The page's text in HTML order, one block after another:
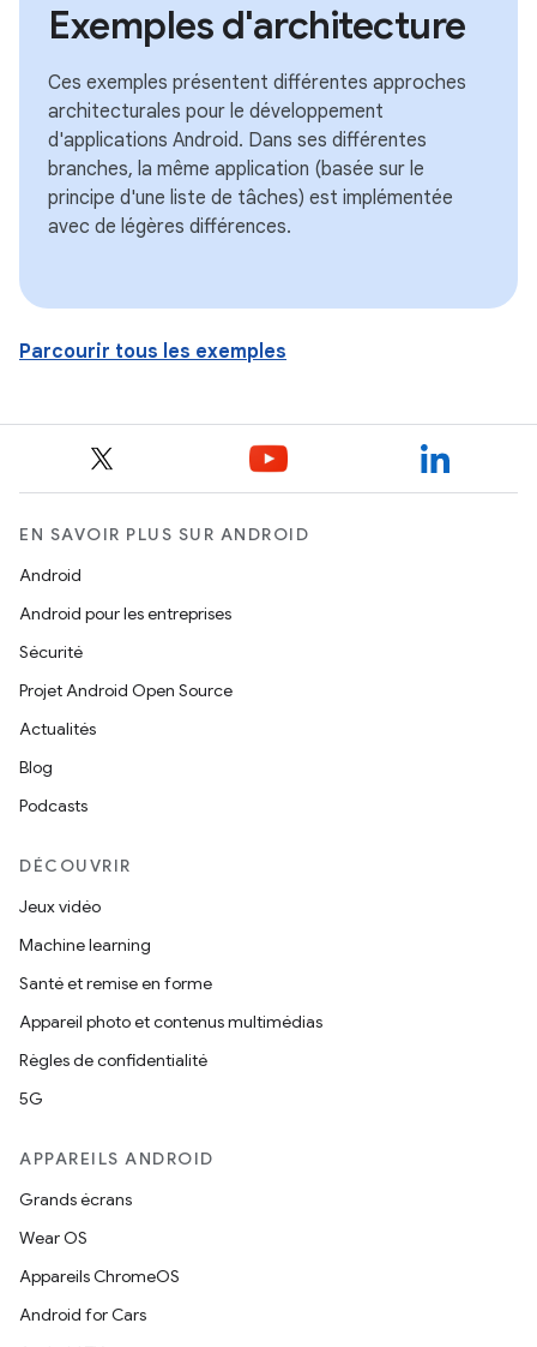
Exemples d'architecture
Ces exemples présentent différentes approches
architecturales pour le développement
d'applications Android. Dans ses différentes
branches, la même application (basée sur le
principe d'une liste de tâches) est implémentée
avec de légères différences.
Parcourir tous les exemples
EN SAVOIR PLUS SUR ANDROID
Android
Android pour les entreprises
Sécurité
Projet Android Open Source
Actualités
Blog
Podcasts
DÉCOUVRIR
Jeux vidéo
Machine learning
Santé et remise en forme
Appareil photo et contenus multimédias
Règles de confidentialité
5G
APPAREILS ANDROID
Grands écrans
Wear OS
Appareils ChromeOS
Android for Cars